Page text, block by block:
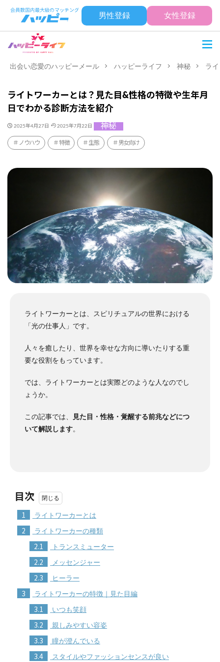
男性登録 女性登録
出会い恋愛のハッピーメール ハッピーライフ 神秘 ラ
ライトワーカーとは？見た目&性格の特徴や生年月
日でわかる診断方法を紹介
2025年4月27日 2025年7月22日 神秘
ノウハウ 特徴 生態 男女向け
ライトワーカーとは、スピリチュアルの世界における
「光の仕事人」です。
人々を癒したり、世界を幸せな方向に導いたりする重
要な役割をもっています。
では、ライトワーカーとは実際どのような人なのでし
ょうか。
この記事では、
見た目・性格・覚醒する前兆などにつ
いて解説します。
目次
1 ライトワーカーとは
2 ライトワーカーの種類
2.1 トランスミューター
2.2 メッセンジャー
2.3 ヒーラー
3 ライトワーカーの特徴｜見た目編
3.1 いつも笑顔
3.2 親しみやすい容姿
3.3 瞳が澄んでいる
3.4 スタイルやファッションセンスが良い